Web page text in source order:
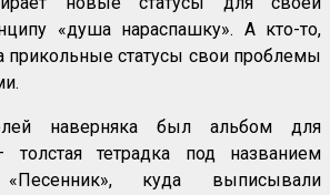
«душа нараспашку». А кто-то,
прикольные статусы свои проблемы
наверняка был альбом для
толстая тетрадка под названием
куда выписывали